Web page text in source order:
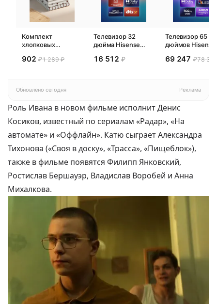
Комплект
хлопковых
полотенец 4 шт,
белый
902₽1 289 ₽
Телевизор 32
дюйма Hisense
Смарт ТВ HD
16 512 ₽
Телевизор 65
дюймов Hisense
(2026) Смарт ТВ
69 247 ₽78
Обновлено сегодня Реклама
Роль Ивана в новом фильме исполнит Денис
Косиков, известный по сериалам «Радар», «На
автомате» и «Оффлайн». Катю сыграет Александра
Тихонова («Своя в доску», «Трасса», «Пищеблок»),
также в фильме появятся Филипп Янковский,
Ростислав Бершауэр, Владислав Воробей и Анна
Михалкова.